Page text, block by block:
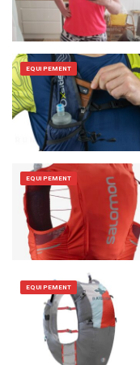
EQUIPEMENT
EQUIPEMENT
EQUIPEMENT